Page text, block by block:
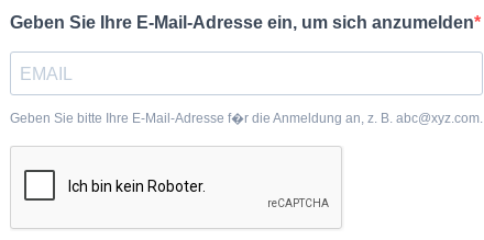
Geben Sie Ihre E-Mail-Adresse ein, um sich anzumelden
Geben Sie bitte Ihre E-Mail-Adresse f�r die Anmeldung an, z. B. abc@xyz.com.